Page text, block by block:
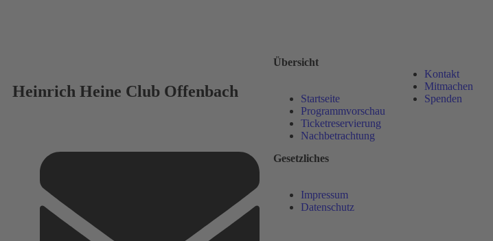
Heinrich Heine Club Offenbach
Übersicht
Startseite
Programmvorschau
Ticketreservierung
Nachbetrachtung
Kontakt
Mitmachen
Spenden
Gesetzliches
Impressum
Datenschutz